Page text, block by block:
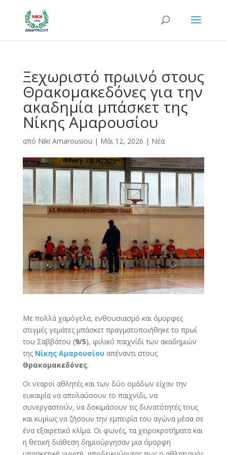
Ξεχωριστό πρωινό στους
Θρακομακεδόνες για την
ακαδημία μπάσκετ της
Νίκης Αμαρουσίου
από Niki Amarousiou | Μάι 12, 2026 | Νέα
Με πολλά χαμόγελα, ενθουσιασμό και όμορφες
στιγμές γεμάτες μπάσκετ πραγματοποιήθηκε το πρωί
του Σαββάτου (9/5), φιλικό παιχνίδι των ακαδημιών
της Νίκης Αμαρουσίου απέναντι στους
Θρακομακεδόνες.
Οι νεαροί αθλητές και των δύο ομάδων είχαν την
ευκαιρία να απολαύσουν το παιχνίδι, να
συνεργαστούν, να δοκιμάσουν τις δυνατότητές τους
και κυρίως να ζήσουν την εμπειρία του αγώνα μέσα σε
ένα εξαιρετικό κλίμα. Οι φωνές, τα χειροκροτήματα και
η θετική διάθεση δημιούργησαν μια όμορφη